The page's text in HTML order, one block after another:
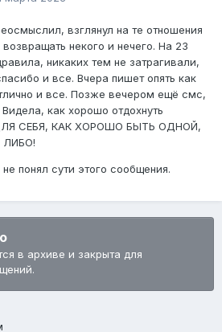
взглянул на те отношения
некого и нечего. На 23
никаких тем не затрагивали,
и все. Вчера пишет опять как
и все. Позже вечером ещё смс,
как хорошо отдохнуть
СЕБЯ, КАК ХОРОШО БЫТЬ ОДНОЙ,
ЛИБО!
понял сути этого сообщения.
в архиве и закрыта для